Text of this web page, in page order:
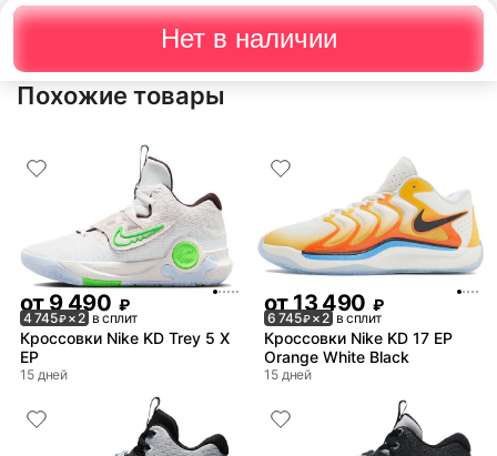
Нет в наличии
Похожие товары
от 9 490 ₽
4 745₽× 2 в сплит
Кроссовки Nike KD Trey 5 X
EP
15 дней
от 13 490 ₽
6 745₽× 2 в сплит
Кроссовки Nike KD 17 EP
Orange White Black
15 дней